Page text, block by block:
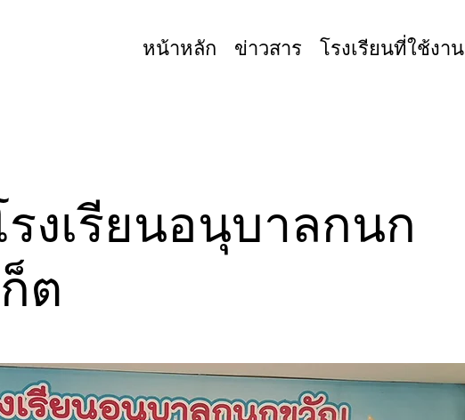
หน้าหลัก ข่าวสาร โรงเรียนที่ใช้งาน
งเรียนอนุบาลกนก
ต